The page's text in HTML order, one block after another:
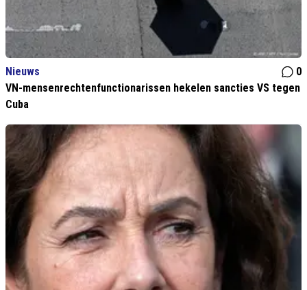
Nieuws
0
VN-mensenrechtenfunctionarissen hekelen sancties VS tegen
Cuba